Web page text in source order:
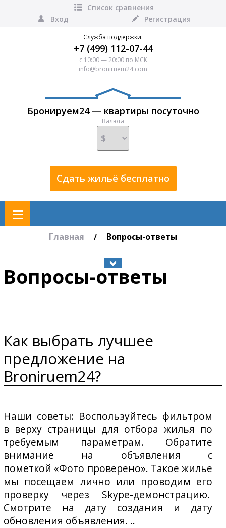
Список сравнения
Вход
Регистрация
Служба поддержки:
+7 (499) 112-07-44
с 10:00 — 20:00 по МСК
info@broniruem24.com
Бронируем24 — квартиры посуточно
Валюта
Сдать жильё бесплатно
≡
Главная / Вопросы-ответы
Вопросы-ответы
Как выбрать лучшее
предложение на
Broniruem24?
Наши советы: Воспользуйтесь фильтром
в верху страницы для отбора жилья по
требуемым параметрам. Обратите
внимание на объявления с
пометкой «Фото проверено». Такое жилье
мы посещаем лично или проводим его
проверку через Skype-демонстрацию.
Смотрите на дату создания и дату
обновления объявления. ..